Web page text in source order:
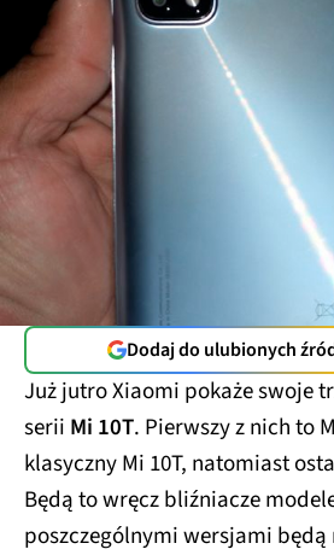
Dodaj do ulubionych
Już jutro Xiaomi pokaże swoje
serii Mi 10T. Pierwszy z nich to
klasyczny Mi 10T, natomiast
Będą to wręcz bliźniacze
poszczególnymi wersjami